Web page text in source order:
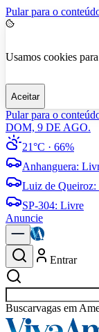
Pular para o
Usamos cookies
Aceitar
Pular para o
DOM, 9 DE AGO.
21°C · 66%
Anhanguera:
Luiz de Queiroz:
SP-304: Livre
Anuncie
Entrar
Buscarempresas em